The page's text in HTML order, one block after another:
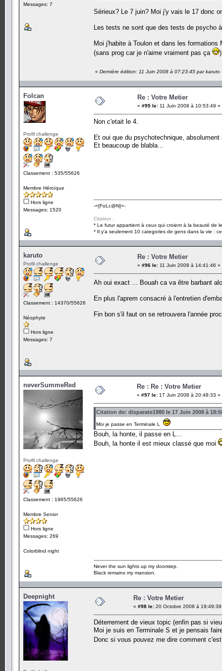
Messages: 7
Sérieux? Le 7 juin? Moi j'y vais le 17 donc
Les tests ne sont que des tests de psycho
Moi j'habite à Toulon et dans les
(sans prog car je n'aime vraiment pas ça
« Dernière édition: 11 Juin 2008 à 07:23:45 par karuto
Folcan
Profil challenge
Classement : 535/55626
Membre Héroïque
Hors ligne
Messages: 1520
Re : Votre Metier
« #95 le: 11 Juin 2008 à 10:53:49 »
Non c'etait le 4.
Et oui que du psychotechnique,
Et beaucoup de blabla...
-=[FoLc@N]=-
Citation :
* Le futur appartient à ceux qui croient à la beauté de
* Il y'a seulement 10 categories de gens dans la vie :
karuto
Profil challenge
Classement : 14370/55626
Néophyte
Hors ligne
Messages: 7
Re : Votre Metier
« #96 le: 11 Juin 2008 à 14:41:46 »
Ah oui exact ... Bouah ca va être barbant
En plus l'aprem consacré à l'entretien
Fin bon s'il faut on se retrouvera l'année
neverSummeRed
Profil challenge
Classement : 1965/55626
Membre Senior
Hors ligne
Messages: 269
Colorblind night
Re : Re : Votre Metier
« #97 le: 17 Juin 2008 à 20:48:33 »
Citation de: disparate1980 le 17 Juin 2008 à
Moi je passe en Terminale L
Bouh, la honte, il passe en L...
Bouh, la honte il est mieux classé que moi
Never the sun lights up my doorstep.
Black remains my mansion.
Deepnight Re : Votre Metier
« #98 le: 20 Octobre 2008 à
Déterrement de vieux topic (enfin pas si
Moi je suis en Terminale S et je pensais
Donc si vous pouvez me dire comment